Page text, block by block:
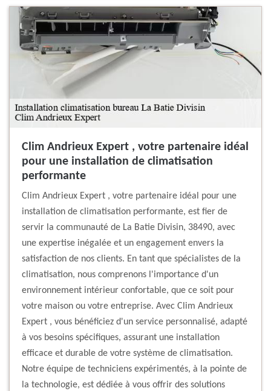
Clim Andrieux Expert , votre partenaire idéal
pour une installation de climatisation
performante
Clim Andrieux Expert , votre partenaire idéal pour une
installation de climatisation performante, est fier de
servir la communauté de La Batie Divisin, 38490, avec
une expertise inégalée et un engagement envers la
satisfaction de nos clients. En tant que spécialistes de la
climatisation, nous comprenons l'importance d'un
environnement intérieur confortable, que ce soit pour
votre maison ou votre entreprise. Avec Clim Andrieux
Expert , vous bénéficiez d'un service personnalisé, adapté
à vos besoins spécifiques, assurant une installation
efficace et durable de votre système de climatisation.
Notre équipe de techniciens expérimentés, à la pointe de
la technologie, est dédiée à vous offrir des solutions